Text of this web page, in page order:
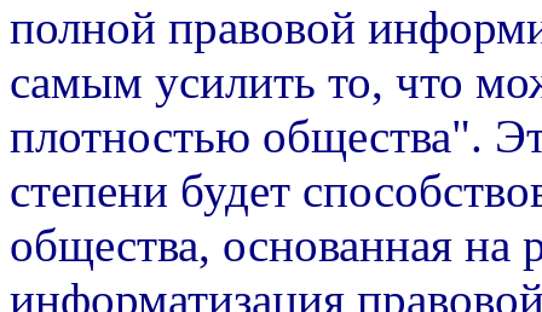
полной правовой
самым усилить то, что
плотностью общества".
степени будет
общества, основанная на
информатизация